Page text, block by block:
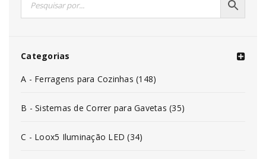
Categorias
A - Ferragens para Cozinhas (148)
B - Sistemas de Correr para Gavetas (35)
C - Loox5 Iluminação LED (34)